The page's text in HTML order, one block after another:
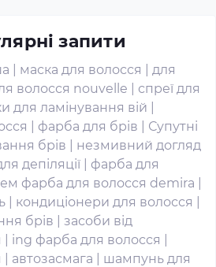
запити
маска для волосся
для
волосся nouvelle
спреї для
для ламінування вій
фарба для брів
Супутні
брів
незмивний догляд
депіляції
фарба для
фарба для волосся demira
кондиціонери для волосся
брів
засоби від
ing фарба для волосся
автозасмага
шампунь для